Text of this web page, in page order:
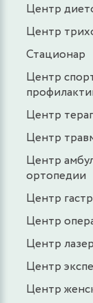
Центр
Центр
Стационар
Центр
Центр
Центр
Центр
ортопедии
Центр
Центр
Центр
Центр
Центр